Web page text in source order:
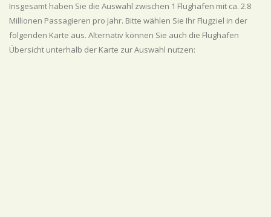
Insgesamt haben Sie die Auswahl zwischen 1 Flughafen mit ca. 2.8
Millionen Passagieren pro Jahr. Bitte wählen Sie Ihr Flugziel in der
folgenden Karte aus. Alternativ können Sie auch die Flughafen
Übersicht unterhalb der Karte zur Auswahl nutzen: